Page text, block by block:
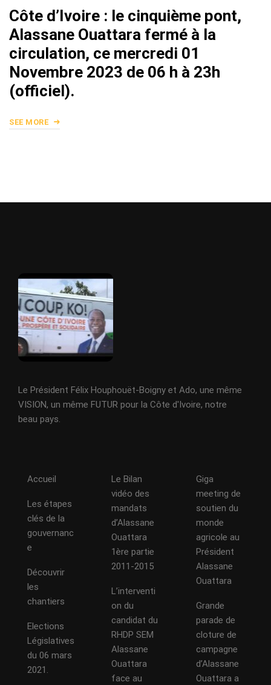
Côte d’Ivoire : le cinquième pont,
Alassane Ouattara fermé à la
circulation, ce mercredi 01
Novembre 2023 de 06 h à 23h
(officiel).
SEE MORE
Le Président Félix Houphouët-Boigny et Ado, une même
VISION, un même FUTUR pour la Côte d'Ivoire, notre
beau pays.
Accueil
Les étapes
clés de la
gouvernanc
e
Découvrir
les
chantiers
Elections
Législatives
du 06 mars
2021.
Le Bilan
vidéo des
mandats
d’Alassane
Ouattara
1ère partie
2011-2015
L’interventi
on du
candidat du
RHDP SEM
Alassane
Ouattara
face au
Giga
meeting de
soutien du
monde
agricole au
Président
Alassane
Ouattara
Grande
parade de
cloture de
campagne
d’Alassane
Ouattara a